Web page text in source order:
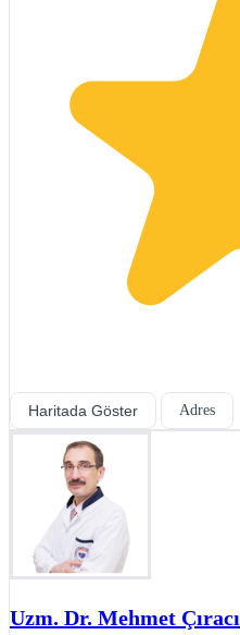
Haritada Göster Adres
Uzm. Dr. Mehmet Çıracı